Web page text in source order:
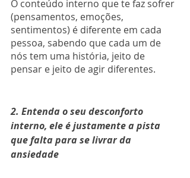
O conteúdo interno que te faz sofrer
(pensamentos, emoções,
sentimentos) é diferente em cada
pessoa, sabendo que cada um de
nós tem uma história, jeito de
pensar e jeito de agir diferentes.
2. Entenda o seu desconforto
interno, ele é justamente a pista
que falta para se livrar da
ansiedade